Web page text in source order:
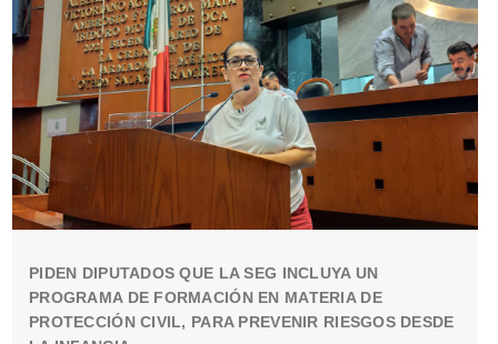
PIDEN DIPUTADOS QUE LA SEG INCLUYA UN
PROGRAMA DE FORMACIÓN EN MATERIA DE
PROTECCIÓN CIVIL, PARA PREVENIR RIESGOS DESDE